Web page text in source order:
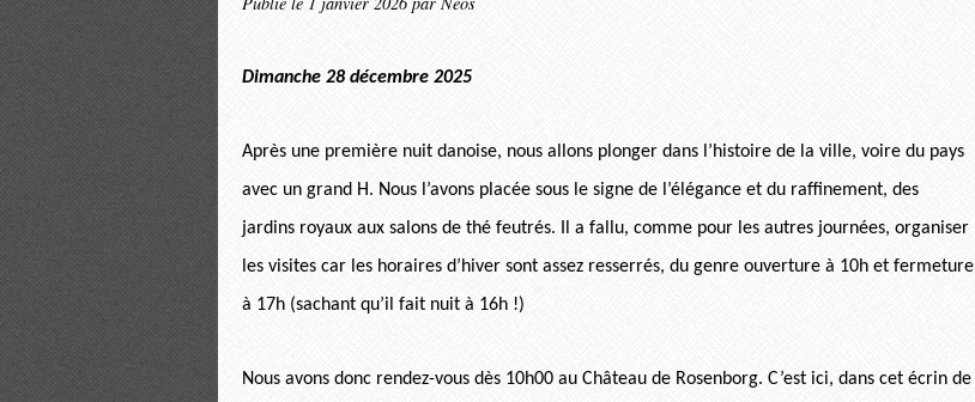
Dimanche 28 décembre 2025
Après une première nuit danoise, nous allons plonger dans l’histoire de la ville, voire du pays
avec un grand H. Nous l’avons placée sous le signe de l’élégance et du raffinement, des
jardins royaux aux salons de thé feutrés. Il a fallu, comme pour les autres journées, organiser
les visites car les horaires d’hiver sont assez resserrés, du genre ouverture à 10h et fermeture
à 17h (sachant qu’il fait nuit à 16h !)
Nous avons donc rendez-vous dès 10h00 au Château de Rosenborg. C’est ici, dans cet écrin de